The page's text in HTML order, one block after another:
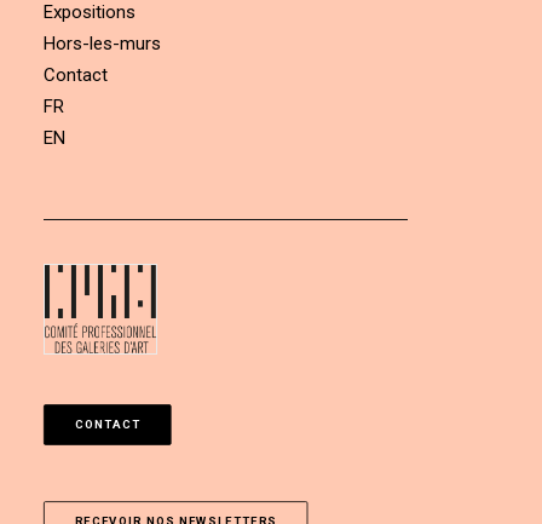
Expositions
Hors-les-murs
Contact
FR
EN
CONTACT